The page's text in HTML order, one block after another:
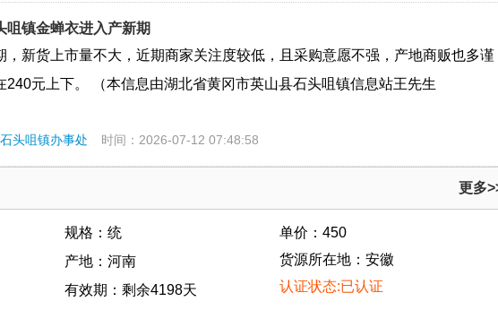
咀镇金蝉衣进入产新期
，新货上市量不大，近期商家关注度较低，且采购意愿不强，产地商贩也多谨
240元上下。 （本信息由湖北省黄冈市英山县石头咀镇信息站王先生
头咀镇办事处 时间：2026-07-12 07:48:58
更多
规格：统
产地：河南
有效期：剩余4198天
单价：450
货源所在地：安徽
认证状态:已认证